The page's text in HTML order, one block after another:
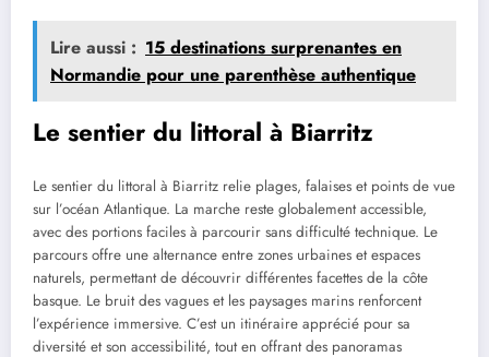
Lire aussi : 15 destinations surprenantes en
Normandie pour une parenthèse authentique
Le sentier du littoral à Biarritz
Le sentier du littoral à Biarritz relie plages, falaises et points de vue
sur l’océan Atlantique. La marche reste globalement accessible,
avec des portions faciles à parcourir sans difficulté technique. Le
parcours offre une alternance entre zones urbaines et espaces
naturels, permettant de découvrir différentes facettes de la côte
basque. Le bruit des vagues et les paysages marins renforcent
l’expérience immersive. C’est un itinéraire apprécié pour sa
diversité et son accessibilité, tout en offrant des panoramas